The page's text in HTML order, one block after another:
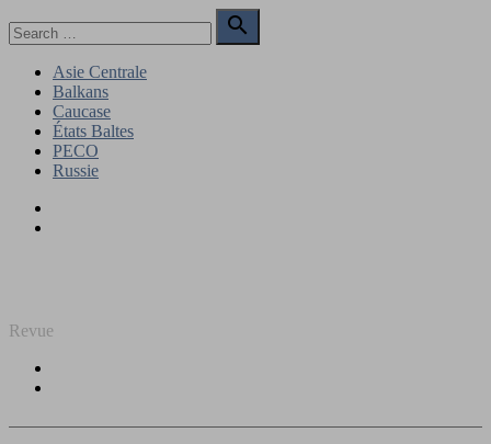
to
for:

Search
Asie Centrale
Balkans
Caucase
États Baltes
PECO
Russie
Revue